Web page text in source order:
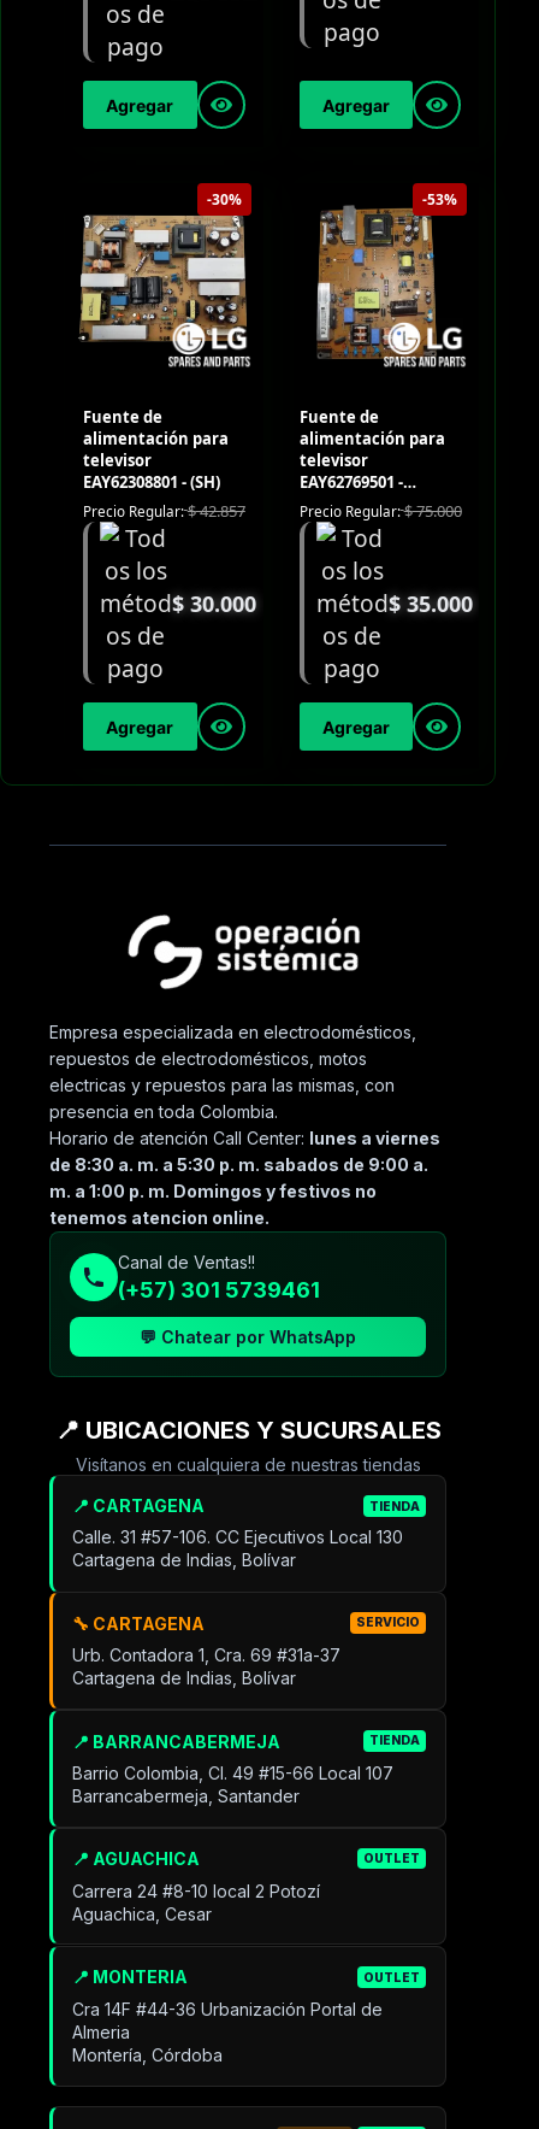
Agregar Agregar
-30%
Fuente de
alimentación para
televisor
EAY62308801 - (SH)
Precio Regular:$42.857
$30.000
Agregar
-53%
Fuente de
alimentación para
televisor
EAY62769501 -
(Segunda Mano)
Precio Regular:$75.000
$35.000
Agregar
Empresa especializada en electrodomésticos,
repuestos de electrodomésticos, motos
electricas y repuestos para las mismas, con
presencia en toda Colombia.
Horario de atención Call Center: lunes a viernes
de 8:30 a. m. a 5:30 p. m. sabados de 9:00 a.
m. a 1:00 p. m. Domingos y festivos no
tenemos atencion online.
Canal de Ventas!!
(+57) 301 5739461
💬 Chatear por WhatsApp
📍 UBICACIONES Y SUCURSALES
Visítanos en cualquiera de nuestras tiendas
📍 CARTAGENA TIENDA
Calle. 31 #57-106. CC Ejecutivos Local 130
Cartagena de Indias, Bolívar
🔧 CARTAGENA SERVICIO
Urb. Contadora 1, Cra. 69 #31a-37
Cartagena de Indias, Bolívar
📍 BARRANCABERMEJA TIENDA
Barrio Colombia, Cl. 49 #15-66 Local 107
Barrancabermeja, Santander
📍 AGUACHICA OUTLET
Carrera 24 #8-10 local 2 Potozí
Aguachica, Cesar
📍 MONTERIA OUTLET
Cra 14F #44-36 Urbanización Portal de
Almeria
Montería, Córdoba